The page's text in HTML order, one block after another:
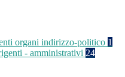
organi indirizzo-politico 1
- amministrativi 24